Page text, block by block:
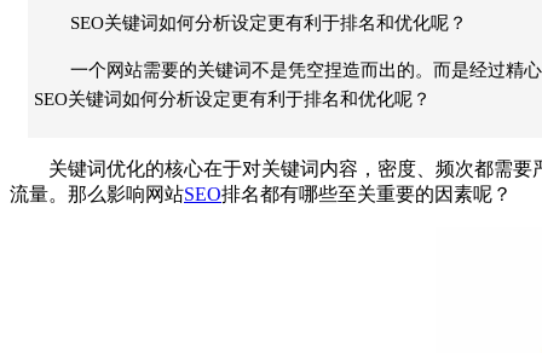
SEO关键词如何分析设定更有利于排名和优化呢？
一个网站需要的关键词不是凭空捏造而出的。而是经过精
SEO关键词如何分析设定更有利于排名和优化呢？
关键词优化的核心在于对关键词内容，密度、频次都需要
流量。那么影响网站SEO排名都有哪些至关重要的因素呢？